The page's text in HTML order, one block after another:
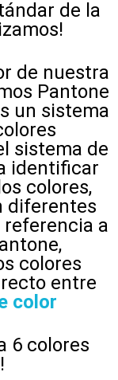
de la
de nuestra
Pantone
un sistema
sistema de
identificar
colores,
diferentes
a
colores
entre
color
6 colores